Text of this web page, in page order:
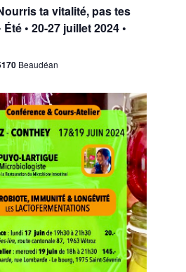
ta vitalité, pas tes
• 20-27 juillet 2024 •
Beaudéan